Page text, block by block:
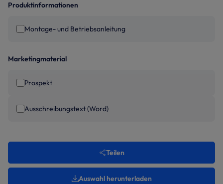
Produktinformationen
Montage- und Betriebsanleitung
Marketingmaterial
Prospekt
Ausschreibungstext (Word)
Teilen
Auswahl herunterladen